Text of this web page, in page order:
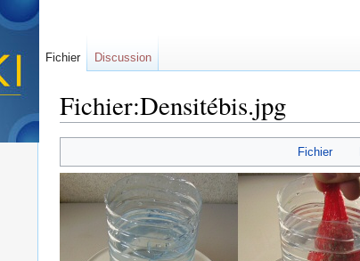
Fichier:Densitébis.jpg
Fichier
Fichier Discussion